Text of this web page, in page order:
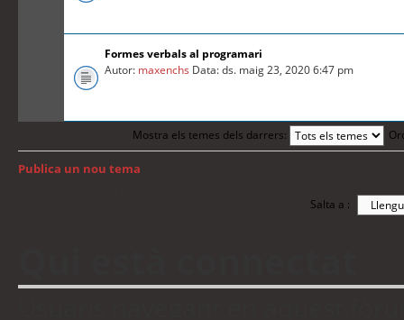
Formes verbals al programari
Autor: maxenchs Data: ds. maig 23, 2020 6:47 pm
Mostra els temes dels darrers:
Publica un nou tema
Salta a :